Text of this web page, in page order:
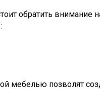
обратить
мебелью позволят